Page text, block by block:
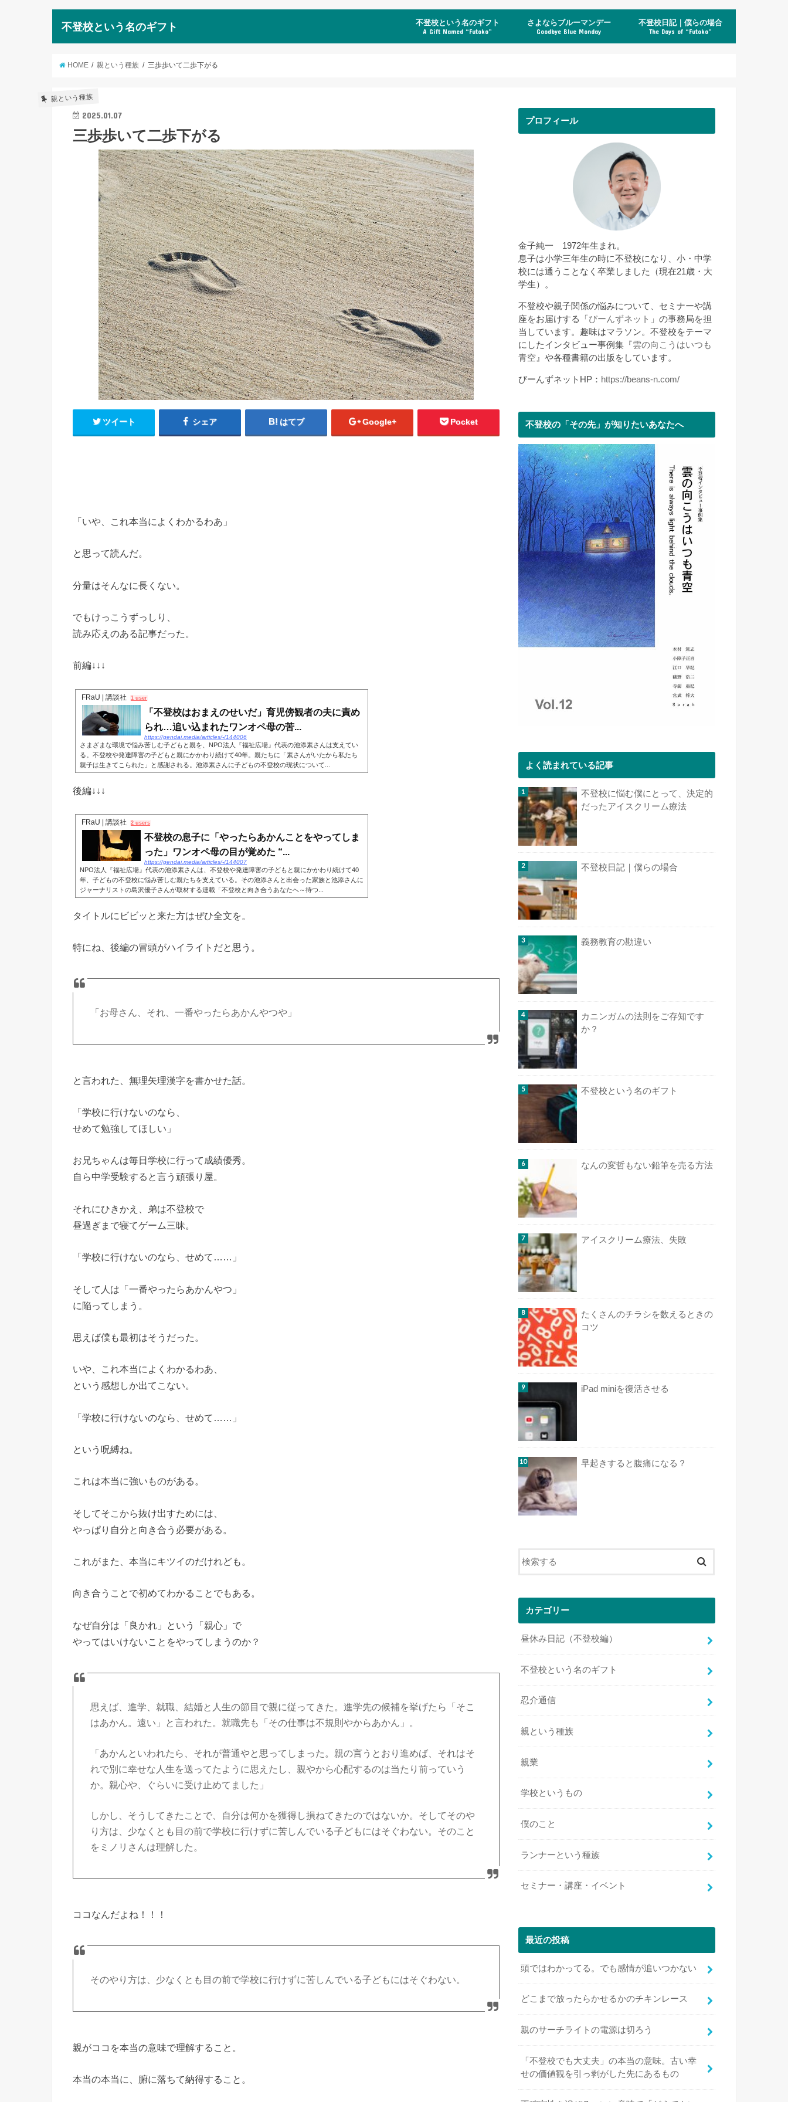
不登校という名のギフト 不登校という名のギフト
A Gift Named “Futoko”
さよならブルーマンデー
Goodbye Blue Monday
不登校日記｜僕らの場合
The Days of “Futoko”
HOME 親という種族 三歩歩いて二歩下がる
親という種族
2025.01.07
三歩歩いて二歩下がる
ツイート シェア はてブ Google+ Pocket
「いや、これ本当によくわかるわあ」
と思って読んだ。
分量はそんなに長くない。
でもけっこうずっしり、
読み応えのある記事だった。
前編↓↓↓
FRaU | 講談社 1 user
「不登校はおまえのせいだ」育児傍観者の夫に責め
られ…追い込まれたワンオペ母の苦...
https://gendai.media/articles/-/144006
さまざまな環境で悩み苦しむ子どもと親を、NPO法人『福祉広場』代表の池添素さんは支えてい
る。不登校や発達障害の子どもと親にかかわり続けて40年。親たちに「素さんがいたから私たち
親子は生きてこられた」と感謝される。池添素さんに子どもの不登校の現状について...
後編↓↓↓
FRaU | 講談社 2 users
不登校の息子に「やったらあかんことをやってしま
った」ワンオペ母の目が覚めた “...
https://gendai.media/articles/-/144007
NPO法人『福祉広場』代表の池添素さんは、不登校や発達障害の子どもと親にかかわり続けて40
年、子どもの不登校に悩み苦しむ親たちを支えている。その池添さんと出会った家族と池添さんに
ジャーナリストの島沢優子さんが取材する連載「不登校と向き合うあなたへ～待つ...
タイトルにビビッと来た方はぜひ全文を。
特にね、後編の冒頭がハイライトだと思う。
「お母さん、それ、一番やったらあかんやつや」
と言われた、無理矢理漢字を書かせた話。
「学校に行けないのなら、
せめて勉強してほしい」
お兄ちゃんは毎日学校に行って成績優秀。
自ら中学受験すると言う頑張り屋。
それにひきかえ、弟は不登校で
昼過ぎまで寝てゲーム三昧。
「学校に行けないのなら、せめて……」
そして人は「一番やったらあかんやつ」
に陥ってしまう。
思えば僕も最初はそうだった。
いや、これ本当によくわかるわあ、
という感想しか出てこない。
「学校に行けないのなら、せめて……」
という呪縛ね。
これは本当に強いものがある。
そしてそこから抜け出すためには、
やっぱり自分と向き合う必要がある。
これがまた、本当にキツイのだけれども。
向き合うことで初めてわかることでもある。
なぜ自分は「良かれ」という「親心」で
やってはいけないことをやってしまうのか？
思えば、進学、就職、結婚と人生の節目で親に従ってきた。進学先の候補を挙げたら「そこ
はあかん。遠い」と言われた。就職先も「その仕事は不規則やからあかん」。
「あかんといわれたら、それが普通やと思ってしまった。親の言うとおり進めば、それはそ
れで別に幸せな人生を送ってたように思えたし、親やから心配するのは当たり前っていう
か。親心や、ぐらいに受け止めてました」
しかし、そうしてきたことで、自分は何かを獲得し損ねてきたのではないか。そしてそのや
り方は、少なくとも目の前で学校に行けずに苦しんでいる子どもにはそぐわない。そのこと
をミノリさんは理解した。
ココなんだよね！！！
そのやり方は、少なくとも目の前で学校に行けずに苦しんでいる子どもにはそぐわない。
親がココを本当の意味で理解すること。
本当の本当に、腑に落ちて納得すること。
プロフィール
金子純一 1972年生まれ。
息子は小学三年生の時に不登校になり、小・中学
校には通うことなく卒業しました（現在21歳・大
学生）。
不登校や親子関係の悩みについて、セミナーや講
座をお届けする「 びーんずネット 」の事務局を担
当しています。趣味はマラソン。不登校をテーマ
にしたインタビュー事例集『雲の向こうはいつも
青空 』や各種書籍の出版をしています。
びーんずネットHP： https://beans-n.com/
不登校の「その先」が知りたいあなたへ
よく読まれている記事
不登校に悩む僕にとって、決定的
だったアイスクリーム療法
不登校日記｜僕らの場合
義務教育の勘違い
カニンガムの法則をご存知です
か？
不登校という名のギフト
なんの変哲もない鉛筆を売る方法
アイスクリーム療法、失敗
たくさんのチラシを数えるときの
コツ
iPad miniを復活させる
早起きすると腹痛になる？
カテゴリー
昼休み日記（不登校編）
不登校という名のギフト
忍介通信
親という種族
親業
学校というもの
僕のこと
ランナーという種族
セミナー・講座・イベント
最近の投稿
頭ではわかってる。でも感情が追いつかない
どこまで放ったらかせるかのチキンレース
親のサーチライトの電源は切ろう
「不登校でも大丈夫」の本当の意味。古い幸
せの価値観を引っ剥がした先にあるもの